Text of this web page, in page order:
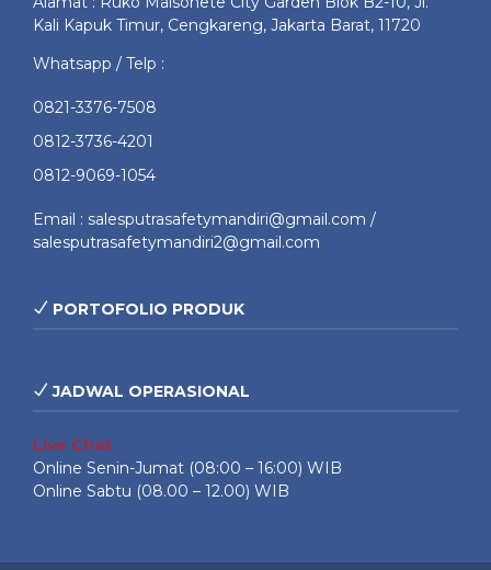
Kali Kapuk Timur, Cengkareng, Jakarta Barat, 11720
Whatsapp / Telp :
0821-3376-7508
0812-3736-4201
0812-9069-1054
Email : salesputrasafetymandiri@gmail.com /
salesputrasafetymandiri2@gmail.com
PORTOFOLIO PRODUK
JADWAL OPERASIONAL
Live Chat
Online Senin-Jumat (08:00 – 16:00) WIB
Online Sabtu (08.00 – 12.00) WIB